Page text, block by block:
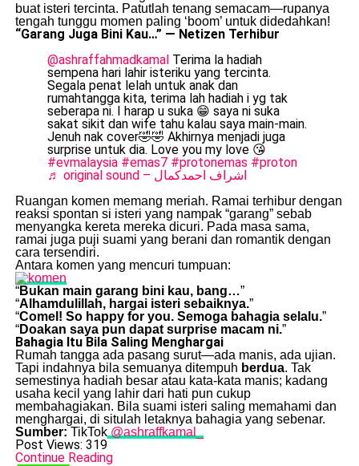
buat isteri tercinta. Patutlah tenang semacam—rupanya
tengah tunggu momen paling ‘boom’ untuk didedahkan!
“Garang Juga Bini Kau…” — Netizen Terhibur
@ashraffahmadkamalTerima la hadiah
sempena hari lahir isteriku yang tercinta.
Segala penat lelah untuk anak dan
rumahtangga kita, terima lah hadiah i yg tak
seberapa ni. I harap u suka 😁 saya ni suka
sakat sikit dan wife tahu kalau saya main-main.
Jenuh nak cover🤣🤣 Akhirnya menjadi juga
surprise untuk dia. Love you my love 😘
#evmalaysia #emas7 #protonemas #proton
♬ original sound – اشراف احمدكمال
Ruangan komen memang meriah. Ramai terhibur dengan
reaksi spontan si isteri yang nampak “garang” sebab
menyangka kereta mereka dicuri. Pada masa sama,
ramai juga puji suami yang berani dan romantik dengan
cara tersendiri.
Antara komen yang mencuri tumpuan:
“Bukan main garang bini kau, bang…”
“Alhamdulillah, hargai isteri sebaiknya.”
“Comel! So happy for you. Semoga bahagia selalu.”
“Doakan saya pun dapat surprise macam ni.”
Bahagia Itu Bila Saling Menghargai
Rumah tangga ada pasang surut—ada manis, ada ujian.
Tapi indahnya bila semuanya ditempuh berdua. Tak
semestinya hadiah besar atau kata-kata manis; kadang
usaha kecil yang lahir dari hati pun cukup
membahagiakan. Bila suami isteri saling memahami dan
menghargai, di situlah letaknya bahagia yang sebenar.
Sumber: TikTok@ashraffkamal_
Post Views: 319
Continue Reading